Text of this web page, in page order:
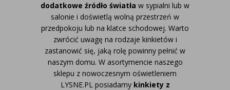
dodatkowe źródło światła w sypialni lub w
salonie i doświetlą wolną przestrzeń w
przedpokoju lub na klatce schodowej. Warto
zwrócić uwagę na rodzaje kinkietów i
zastanowić się, jaką rolę powinny pełnić w
naszym domu. W asortymencie naszego
sklepu z nowoczesnym oświetleniem
LYSNE.PLposiadamykinkiety z